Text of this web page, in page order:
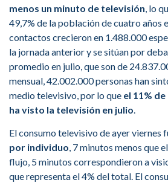
menos un minuto de televisión , lo
49,7% de la población de cuatro años
contactos crecieron en 1.488.000
la jornada anterior y se sitúan por
promedio en julio, que son de
mensual, 42.002.000 personas han
medio televisivo, por lo que el 11%
ha visto la televisión en julio
El consumo televisivo de ayer viernes
por individuo, 7 minutos menos que
flujo, 5 minutos correspondieron a
que representa el 4% del total. El